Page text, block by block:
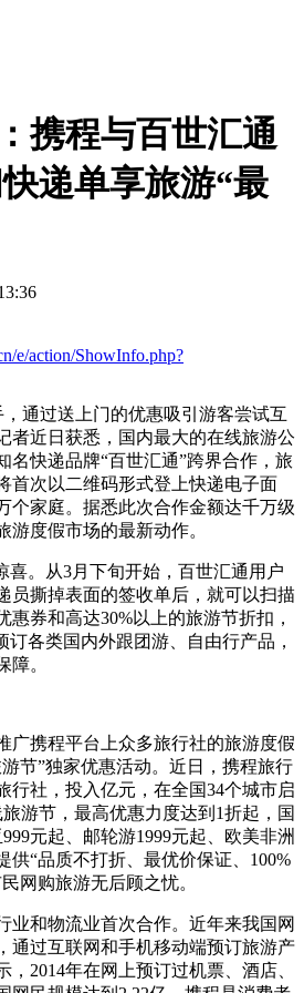
携程与百世汇通
递单享旅游“最
e/action/ShowInfo.php?
通过送上门的优惠吸引游客尝试互
者近日获悉，国内最大的在线旅游公
名快递品牌“百世汇通”跨界合作，旅
首次以二维码形式登上快递电子面
个家庭。据悉此次合作金额达千万级
游度假市场的最新动作。
喜。从3月下旬开始，百世汇通用户
员撕掉表面的签收单后，就可以扫描
惠券和高达30%以上的旅游节折扣，
订各类国内外跟团游、自由行产品，
障。
广携程平台上众多旅行社的旅游度假
节”独家优惠活动。近日，携程旅行
行社，投入亿元，在全国34个城市启
游节，最高优惠力度达到1折起，国
元起、邮轮游1999元起、欧美非洲
供“品质不打折、最优价保证、100%
网购旅游无后顾之忧。
业和物流业首次合作。近年来我国网
通过互联网和手机移动端预订旅游产
2014年在网上预订过机票、酒店、